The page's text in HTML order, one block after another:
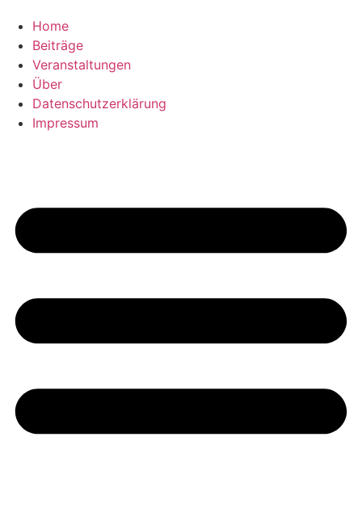
Home
Beiträge
Veranstaltungen
Über
Datenschutzerklärung
Impressum